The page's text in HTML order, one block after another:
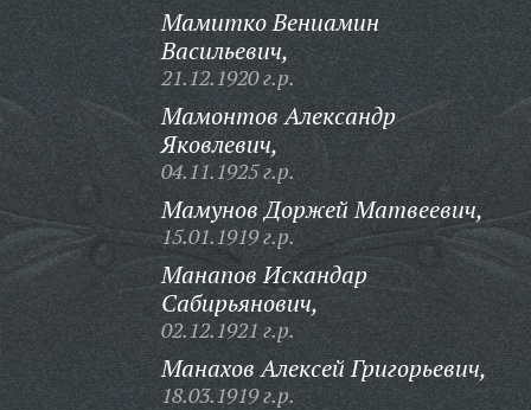
Мамитко Вениамин
Васильевич,
21.12.1920 г.р.
Мамонтов Александр
Яковлевич,
04.11.1925 г.р.
Мамунов Доржей Матвеевич,
15.01.1919 г.р.
Манапов Искандар
Сабирьянович,
02.12.1921 г.р.
Манахов Алексей Григорьевич,
18.03.1919 г.р.